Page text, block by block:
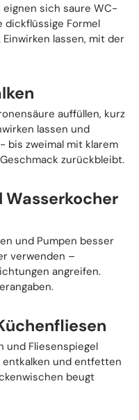
eignen sich saure WC-
dickflüssige Formel
lassen, mit der
auffüllen, kurz
lassen und
bis zweimal mit klarem
zurückbleibt.
Wasserkocher
und Pumpen besser
verwenden –
angreifen.
und Fliesenspiegel
und entfetten
beugt